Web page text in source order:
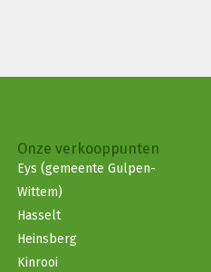
Onze verkooppunten
Eys (gemeente Gulpen-
Wittem)
Hasselt
Heinsberg
Kinrooi